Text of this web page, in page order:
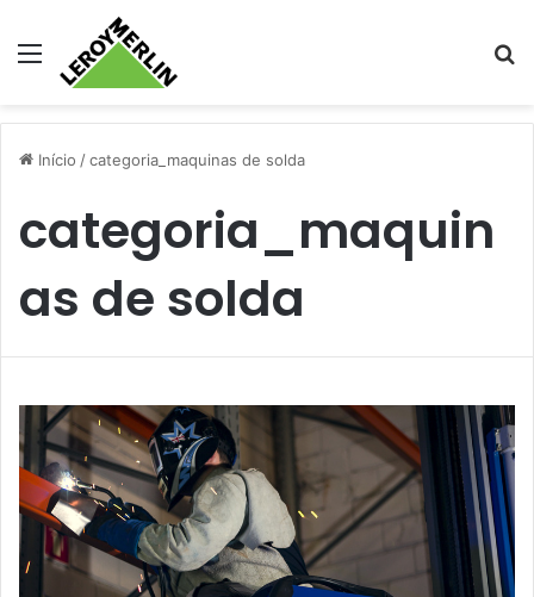
Menu
Início /categoria_maquinas de solda
categoria_maquin
as de solda